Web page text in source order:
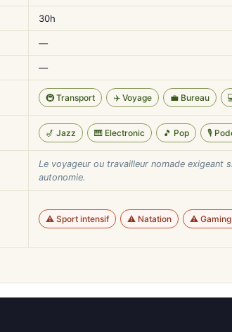
30h
—
—
🚇 Transport ✈️ Voyage 💼 Bureau
🎷 Jazz 🎹 Electronic 🎵 Pop 🎙️
Le voyageur ou travailleur nomade exigeant
autonomie.
⚠️ Sport intensif ⚠️ Natation ⚠️